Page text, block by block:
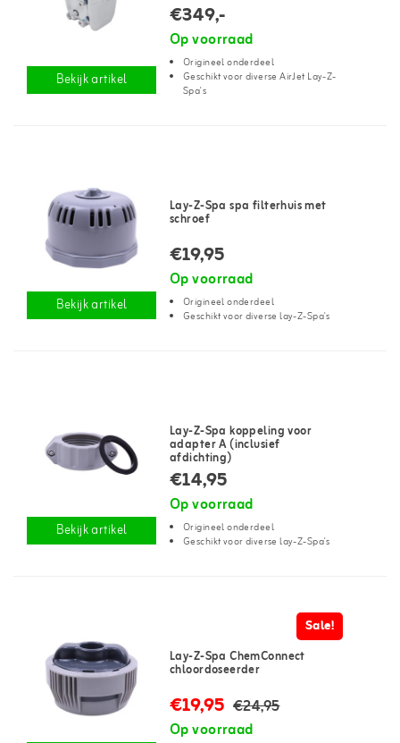
Bekijk artikel
€349,-
Op voorraad
Origineel onderdeel
Geschikt voor diverse AirJet Lay-Z-
Spa's
Bekijk artikel
Lay-Z-Spa spa filterhuis met
schroef
€19,95
Op voorraad
Origineel onderdeel
Geschikt voor diverse lay-Z-Spa's
Bekijk artikel
Lay-Z-Spa koppeling voor
adapter A (inclusief
afdichting)
€14,95
Op voorraad
Origineel onderdeel
Geschikt voor diverse lay-Z-Spa's
Sale!
Lay-Z-Spa ChemConnect
chloordoseerder
€19,95 €24,95
Op voorraad